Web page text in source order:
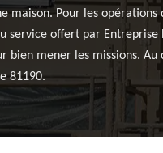
maison. Pour les opérations
service offert par
bien mener les missions.
81190.